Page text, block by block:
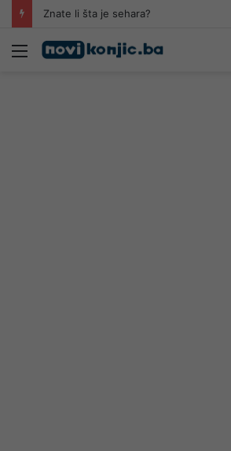
Znate li šta je sehara?
Meni